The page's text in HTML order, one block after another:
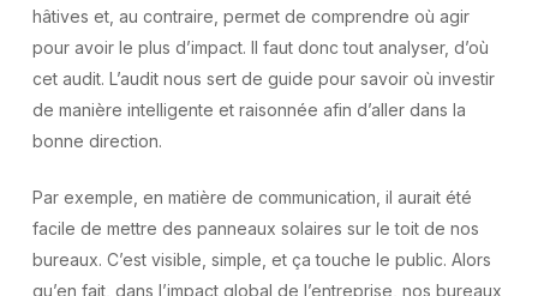
hâtives et, au contraire, permet de comprendre où agir
pour avoir le plus d’impact. Il faut donc tout analyser, d’où
cet audit. L’audit nous sert de guide pour savoir où investir
de manière intelligente et raisonnée afin d’aller dans la
bonne direction.
Par exemple, en matière de communication, il aurait été
facile de mettre des panneaux solaires sur le toit de nos
bureaux. C’est visible, simple, et ça touche le public. Alors
qu’en fait, dans l’impact global de l’entreprise, nos bureaux